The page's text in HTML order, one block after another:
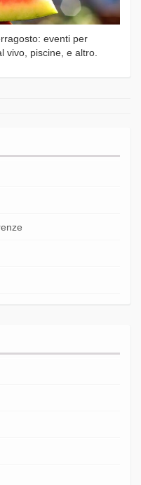
eventi per
vivo, piscine, e altro.